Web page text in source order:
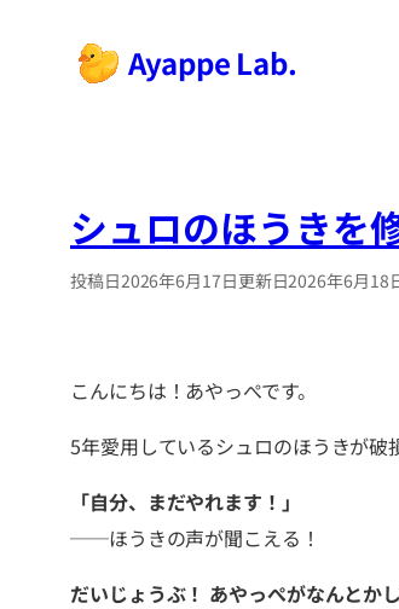
Ayappe Lab.
シュロのほうきを
投稿日2026年6月17日更新日2026年6月18
こんにちは！あやっぺです。
5年愛用しているシュロのほうきが破
「自分、まだやれます！」
──ほうきの声が聞こえる！
だいじょうぶ！ あやっぺがなんとか